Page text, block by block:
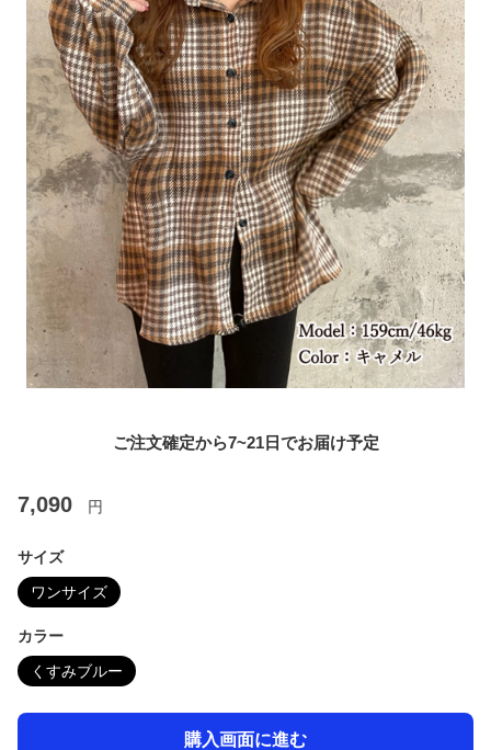
ご注文確定から7~21日でお届け予定
7,090 円
サイズ
ワンサイズ
カラー
くすみブルー
購入画面に進む